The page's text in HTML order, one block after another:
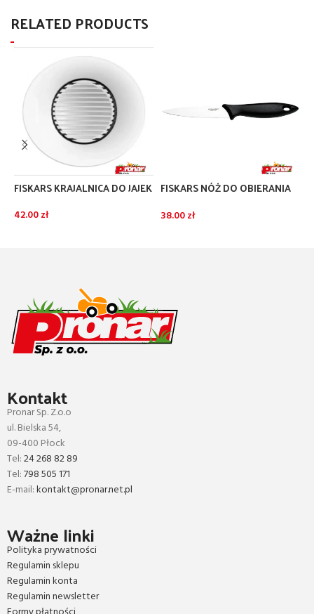
RELATED PRODUCTS
FISKARS KRAJALNICA DO JAJEK
42.00zł
FISKARS NÓŻ DO OBIERANIA
38.00zł
Kontakt
Pronar Sp. Z.o.o
ul. Bielska 54,
09-400 Płock
Tel:24 268 82 89
Tel:798 505 171
E-mail:kontakt@pronar.net.pl
Ważne linki
Polityka prywatności
Regulamin sklepu
Regulamin konta
Regulamin newsletter